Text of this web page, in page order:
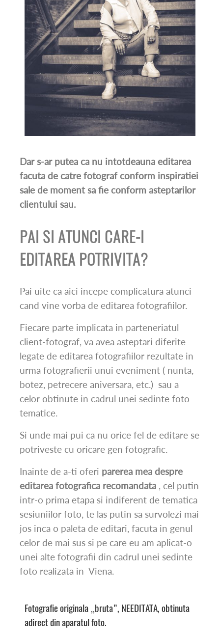
Dar s-ar putea ca nu intotdeauna editarea
facuta de catre fotograf conform inspiratiei
sale de moment sa fie conform asteptarilor
clientului sau.
PAI SI ATUNCI CARE-I
EDITAREA POTRIVITA?
Pai uite ca aici incepe complicatura atunci
cand vine vorba de editarea fotografiilor.
Fiecare parte implicata in parteneriatul
client-fotograf, va avea asteptari diferite
legate de editarea fotografiilor rezultate in
urma fotografierii unui eveniment ( nunta,
botez, petrecere aniversara, etc.) sau a
celor obtinute in cadrul unei sedinte foto
tematice.
Si unde mai pui ca nu orice fel de editare se
potriveste cu oricare gen fotografic.
Inainte de a-ti oferi parerea mea despre
editarea fotografica recomandata , cel putin
intr-o prima etapa si indiferent de tematica
sesiuniilor foto, te las putin sa survolezi mai
jos inca o paleta de editari, facuta in genul
celor de mai sus si pe care eu am aplicat-o
unei alte fotografii din cadrul unei sedinte
foto realizata in Viena.
Fotografie originala „bruta”, NEEDITATA, obtinuta
adirect din aparatul foto.